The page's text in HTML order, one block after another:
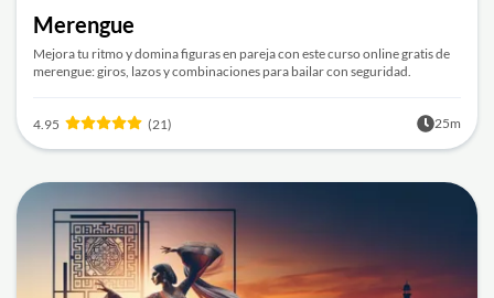
Merengue
Mejora tu ritmo y domina figuras en pareja con este curso online gratis de
merengue: giros, lazos y combinaciones para bailar con seguridad.
4.95 (21) 25m